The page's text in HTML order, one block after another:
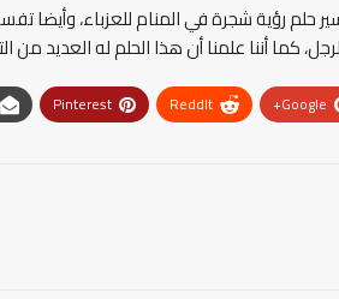
رؤية شجرة في المنام للعزباء، وأيضا
كما أننا علمنا أن هذا الحلم له العديد
Google+
ReddIt
Pinterest